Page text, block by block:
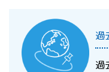
注射
過
過